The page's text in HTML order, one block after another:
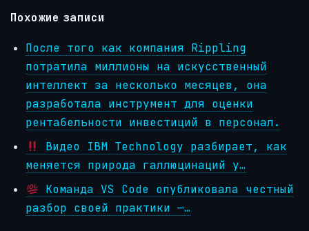
Похожие записи
После того как компания Rippling
потратила миллионы на искусственный
интеллект за несколько месяцев, она
разработала инструмент для оценки
рентабельности инвестиций в персонал.
Видео IBM Technology разбирает, как
меняется природа галлюцинаций у…
Команда VS Code опубликовала честный
разбор своей практики —…